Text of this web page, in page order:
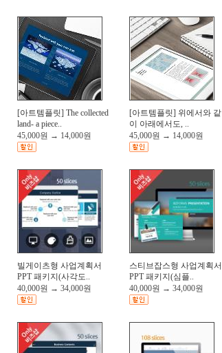
[아트템플릿] The collected
land- a piece..
45,000원 → 14,000원
[아트템플릿] 위에서와 같
이 아래에서도, ..
45,000원 → 14,000원
빌게이츠형 사업계획서
PPT 패키지(사각도..
40,000원 → 34,000원
스티브잡스형 사업계획서
PPT 패키지(심플..
40,000원 → 34,000원